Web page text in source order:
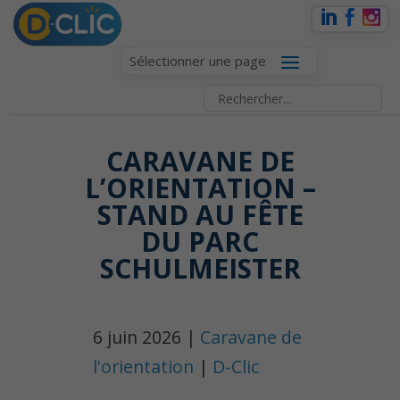
Sélectionner une page
CARAVANE DE
L’ORIENTATION –
STAND AU FÊTE
DU PARC
SCHULMEISTER
6 juin 2026 | Caravane de
l'orientation | D-Clic